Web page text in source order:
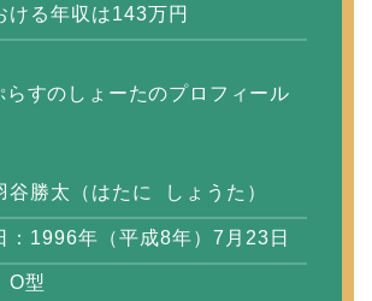
ける年収は143万円
らすのしょーたのプロフィール
谷勝太（はたに しょうた）
：1996年（平成8年）7月23日
O型